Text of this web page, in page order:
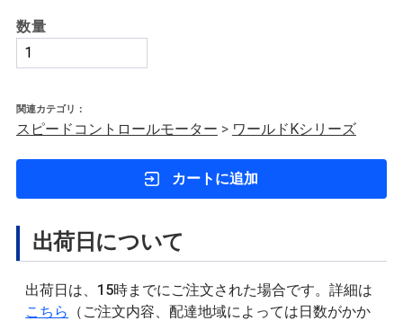
数量
関連カテゴリ：
スピードコントロールモーター > ワールドKシリーズ
カートに追加
出荷日について
出荷日は、15時までにご注文された場合です。詳細は
こちら
（ご注文内容、配達地域によっては日数がかか